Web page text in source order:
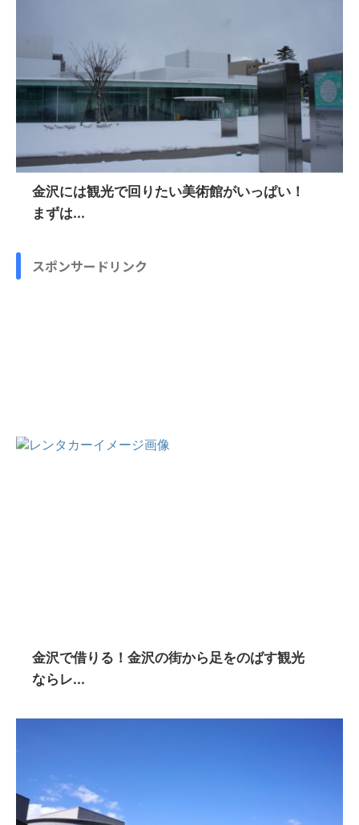
金沢には観光で回りたい美術館がいっぱい！
まずは...
スポンサードリンク
金沢で借りる！金沢の街から足をのばす観光
ならレ...